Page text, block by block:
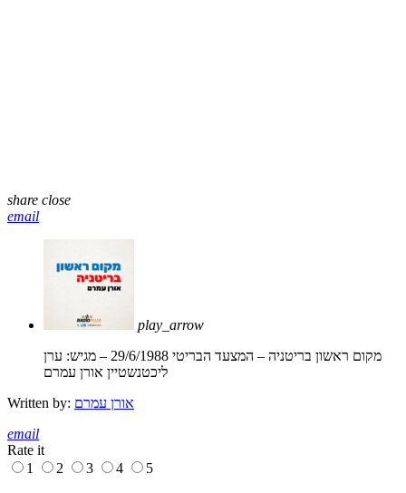
share close
email
play_arrow
מקום ראשון בריטניה – המצעד הבריטי 29/6/1988 – מגיש: ערן
ליכטנשטיין אורן עמרם
Written by: אורן עמרם
email
Rate it
1
2 3 4 5